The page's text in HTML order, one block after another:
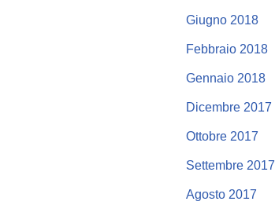
Giugno 2018
Febbraio 2018
Gennaio 2018
Dicembre 2017
Ottobre 2017
Settembre 2017
Agosto 2017